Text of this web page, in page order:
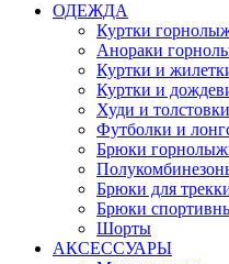
ОДЕЖДА
Куртки
Анораки
Куртки и
Куртки и
Худи и толстовки
Футболки и
Брюки
Брюки для
Брюки
Шорты
АКСЕССУАРЫ